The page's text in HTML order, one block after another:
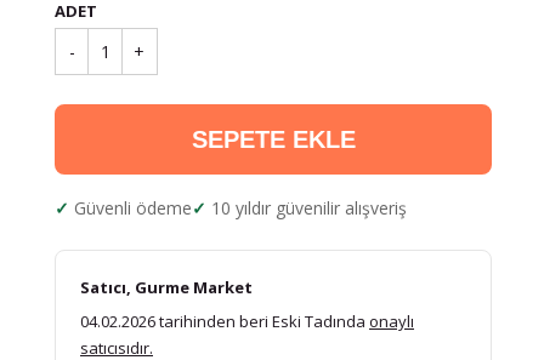
ADET
- 1 +
SEPETE EKLE
Güvenli ödeme 10 yıldır güvenilir alışveriş
Satıcı, Gurme Market
04.02.2026 tarihinden beri Eski Tadında onaylı
satıcısıdır.